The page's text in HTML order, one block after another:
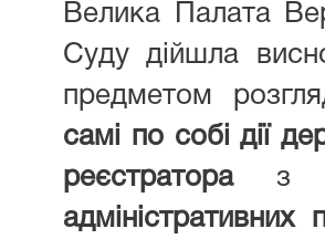
Велика Палата
Суду дійшла
предметом
самі по собі дії
реєстратораз
адміністративних